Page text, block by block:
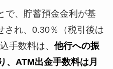
で、貯蓄預金金利が基
され、0.30％（税引後は
手数料は、 他行への振
、ATM出金手数料は月